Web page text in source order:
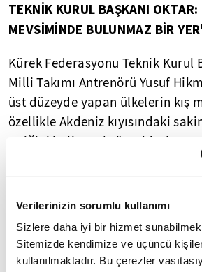
Verilerinizin sorumlu kullanımı
Sizlere daha iyi bir hizmet
Sitemizde kendimize ve üçüncü
kullanılmaktadır. Bu çerezler
TEKNİK KURUL BAŞKANI
MEVSİMİNDE BULUNMAZ BİR
Kürek Federasyonu Teknik Kurul
Milli Takımı Antrenörü Yusuf
üst düzeyde yapan ülkelerin kış
özellikle Akdeniz kıyısındaki
ettiğini belirterek, "6 yıldır kamp
Köyceğiz'de yapıyoruz. Burası
bulunmaz bir yer. Uluslararası
başarımız ilerledikçe, madalya
kulüpler bize nerede
onlara Köyceğiz Gölü'nü